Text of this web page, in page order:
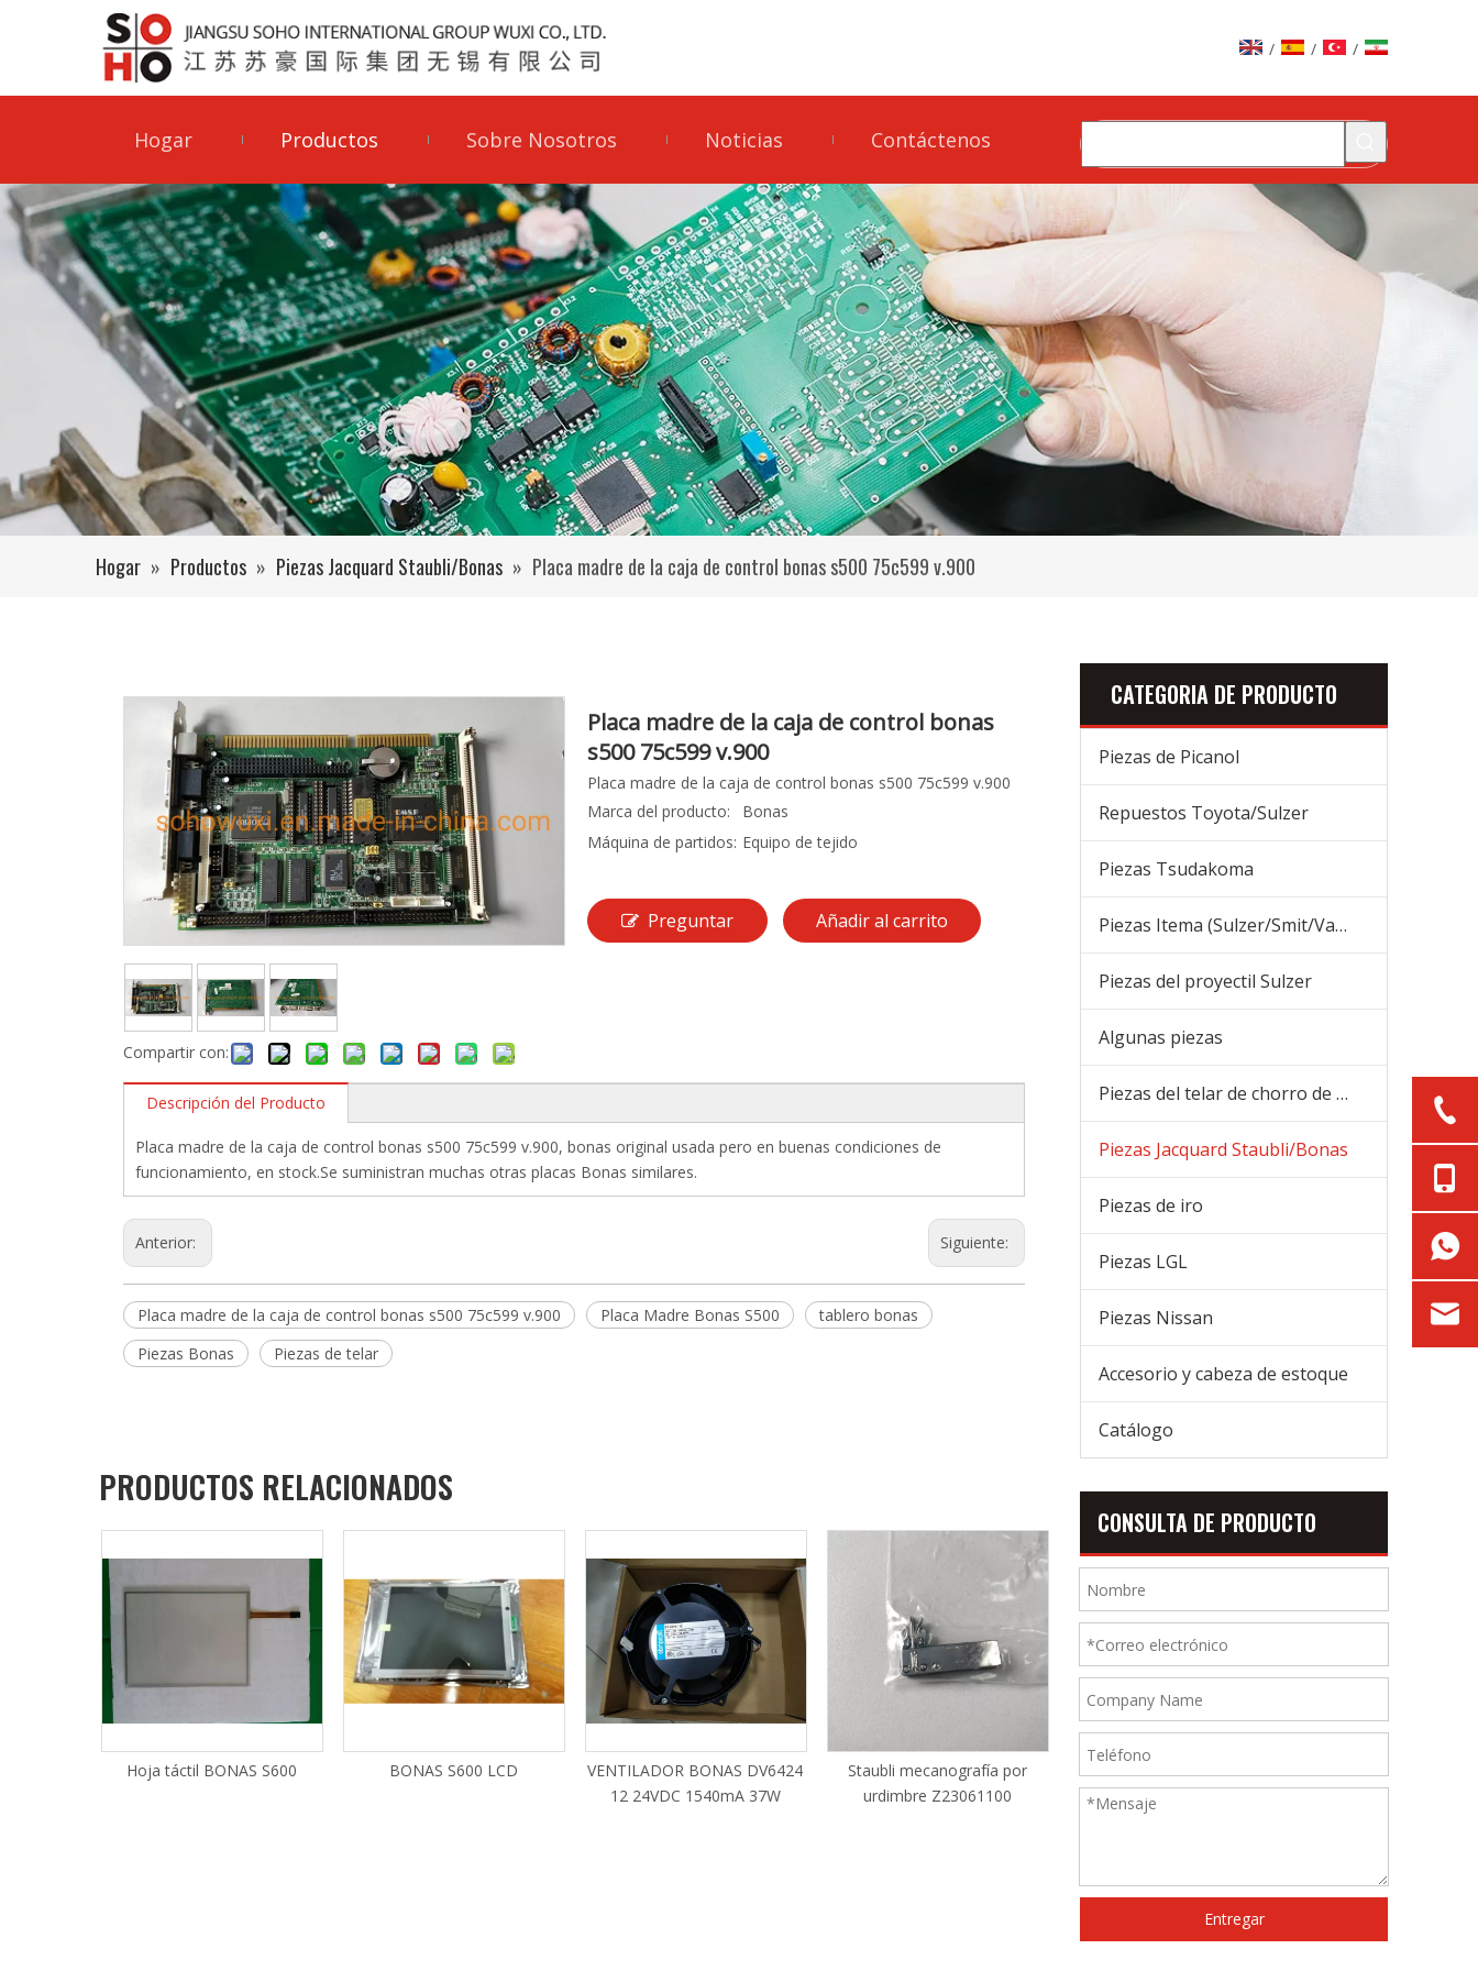
/ / /
Hogar Productos Sobre Nosotros Noticias Contáctenos
Hogar » Productos » Piezas Jacquard Staubli/Bonas » Placa madre de la caja de control bonas s500 75c599 v.900
Compartir con:
Placa madre de la caja de control bonas
s500 75c599 v.900
Placa madre de la caja de control bonas s500 75c599 v.900
Marca del producto:
Bonas
Máquina de partidos: Equipo de tejido
Preguntar Añadir al carrito
Descripción del Producto
Placa madre de la caja de control bonas s500 75c599 v.900, bonas original usada pero en buenas condiciones de
funcionamiento, en stock.Se suministran muchas otras placas Bonas similares.
Anterior: Siguiente:
Placa madre de la caja de control bonas s500 75c599 v.900 Placa Madre Bonas S500
tablero bonas
Piezas Bonas
Piezas de telar
PRODUCTOS RELACIONADOS
Hoja táctil BONAS S600 BONAS S600 LCD
VENTILADOR BONAS DV6424
12 24VDC 1540mA 37W
Staubli mecanografía por
urdimbre Z23061100
Detector de flotador de aceite
Staubli F28200396A
Staubli Micron3
CATEGORIA DE PRODUCTO
Piezas de Picanol
Repuestos Toyota/Sulzer
Piezas Tsudakoma
Piezas Itema (Sulzer/Smit/Vamatex) Piezas
Piezas del proyectil Sulzer
Algunas piezas
Piezas del telar de chorro de aire
Piezas Jacquard Staubli/Bonas
Piezas de iro
Piezas LGL
Piezas Nissan
Accesorio y cabeza de estoque
Catálogo
CONSULTA DE PRODUCTO
Entregar